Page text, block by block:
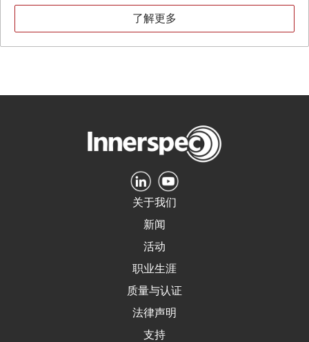
了解更多
关于我们
新闻
活动
职业生涯
质量与认证
法律声明
支持